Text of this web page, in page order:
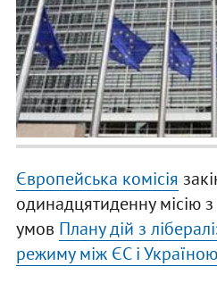
Європейська комісія
одинадцятиденну місію
умов Плану дій з
режиму між ЄС і